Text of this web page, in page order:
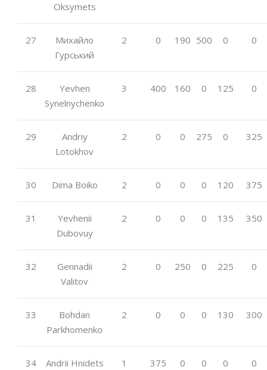
Oksymets
27
Михайло
Гурський
2 0 190 500 0 0
28
Yevhen
Synelnychenko
3 400 160 0 125 0
29
Andriy
Lotokhov
2 0 0 275 0 325
30 Dima Boiko 2 0 0 0 120 375
31
Yevhenii
Dubovuy
2 0 0 0 135 350
32
Gennadii
Valitov
2 0 250 0 225 0
33
Bohdan
Parkhomenko
2 0 0 0 130 300
34 Andrii Hnidets 1 375 0 0 0 0